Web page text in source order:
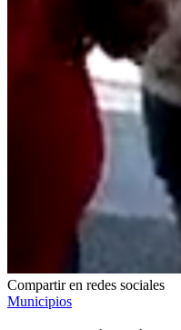
Compartir en redes sociales
Municipios